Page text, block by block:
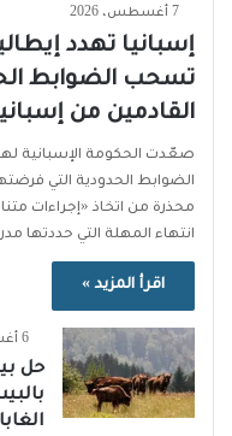
7 أغسطس، 2026
إسبانيا تهدد
تسحب الضوابط
القادمين من
صعّدت الحكومة الإسبانية
الضوابط الحدودية التي
محذرة من اتخاذ «إجراءات
انتهاء المهلة التي حددتها
اقرأ المزيد »
6 أغسطس، 2026
حل